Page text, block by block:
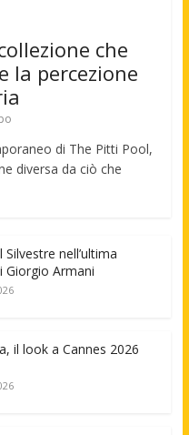
che
la percezione
di The Pitti Pool,
diversa da ciò che
nell’ultima
Giorgio Armani
il look a Cannes 2026